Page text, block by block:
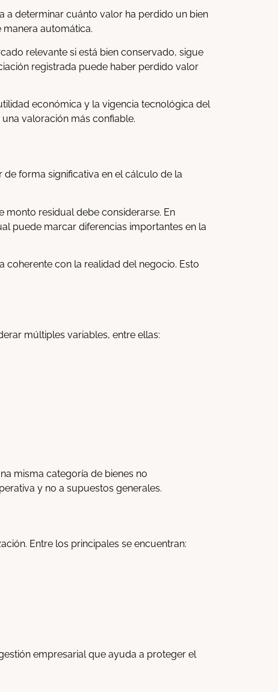
a determinar cuánto valor ha perdido un bien
automática.
relevante si está bien conservado, sigue
registrada puede haber perdido valor
económica y la vigencia tecnológica del
valoración más confiable.
forma significativa en el cálculo de la
residual debe considerarse. En
puede marcar diferencias importantes en la
coherente con la realidad del negocio. Esto
múltiples variables, entre ellas:
misma categoría de bienes no
y no a supuestos generales.
Entre los principales se encuentran:
empresarial que ayuda a proteger el